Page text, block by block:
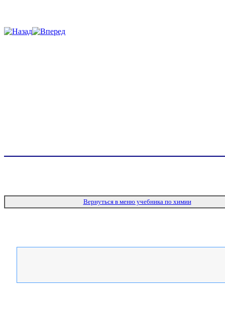
Вернуться в меню учебника по химии